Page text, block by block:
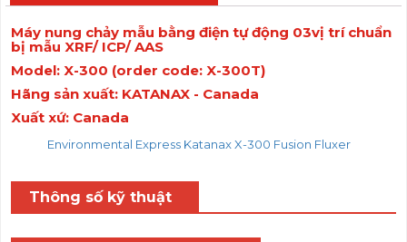
Máy nung chảy mẫu bằng điện tự động 03vị trí chuẩn
bị mẫu XRF/ ICP/ AAS
Model: X-300 (order code: X-300T)
Hãng sản xuất: KATANAX - Canada
Xuất xứ: Canada
Environmental Express Katanax X-300 Fusion Fluxer
Thông số kỹ thuật